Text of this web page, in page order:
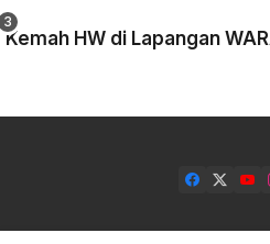
Kemah HW di Lapangan